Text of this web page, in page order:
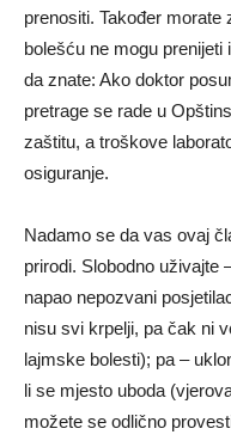
prenositi. Također
bolešću ne mogu
da znate: Ako doktor
pretrage se rade u
zaštitu, a troškove
osiguranje.
Nadamo se da vas ovaj
prirodi. Slobodno uživajte
napao nepozvani
nisu svi krpelji, pa čak ni
lajmske bolesti); pa –
li se mjesto uboda
možete se odlično